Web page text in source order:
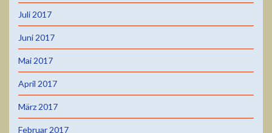
Juli 2017
Juni 2017
Mai 2017
April 2017
März 2017
Februar 2017